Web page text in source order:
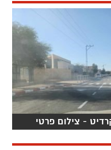
- צילום פרטי